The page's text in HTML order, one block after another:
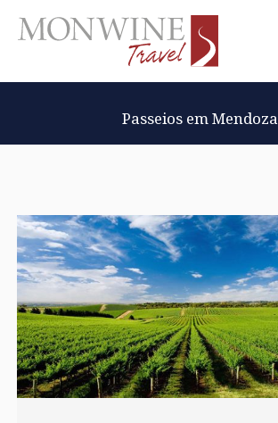
Passeios em Mendoza